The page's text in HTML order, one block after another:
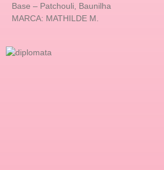
Base – Patchouli, Baunilha
MARCA: MATHILDE M.